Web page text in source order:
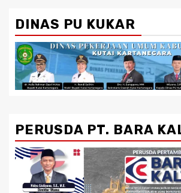
DINAS PU KUKAR
PERUSDA PT. BARA